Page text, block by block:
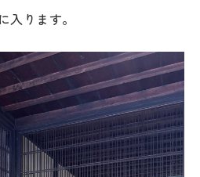
入ります。